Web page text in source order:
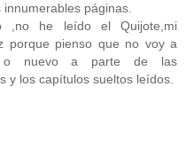
páginas.
,no he leído el Quijote,mi
porque pienso que no voy a
o nuevo a parte de las
y los capítulos sueltos leídos.